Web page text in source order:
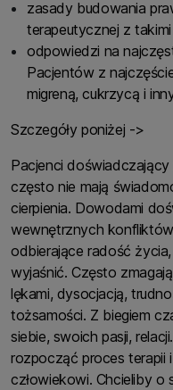
zasady budowania
terapeutycznej z
odpowiedzi na
Pacjentów z
migreną, cukrzycą i
Szczegóły poniżej ->
Pacjenci
często nie mają
cierpienia. Dowodami
wewnętrznych
odbierające radość
wyjaśnić. Często
lękami, dysocjacją,
tożsamości. Z biegiem
siebie, swoich pasji,
rozpocząć proces terapii
człowiekowi. Chcieliby o